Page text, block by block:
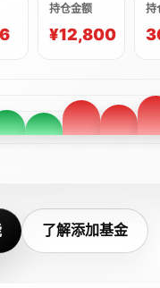
持仓金额
¥12,800
持
了解添加基金